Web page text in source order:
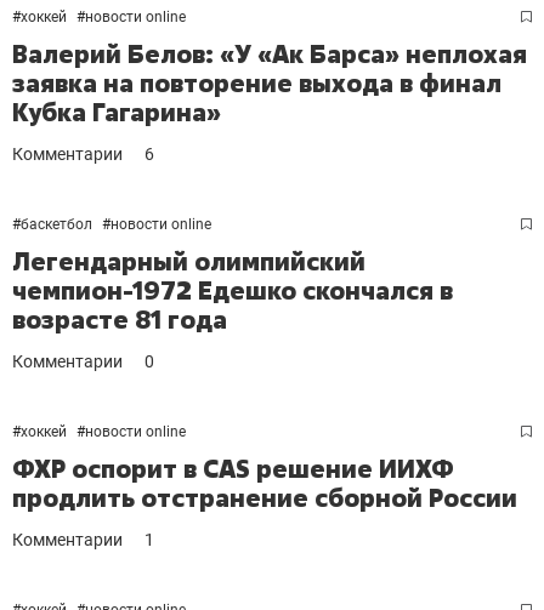
#хоккей #новости online
Валерий Белов: «У «Ак Барса» неплохая
заявка на повторение выхода в финал
Кубка Гагарина»
Комментарии 6
#баскетбол #новости online
Легендарный олимпийский
чемпион-1972 Едешко скончался в
возрасте 81 года
Комментарии 0
#хоккей #новости online
ФХР оспорит в CAS решение ИИХФ
продлить отстранение сборной России
Комментарии 1